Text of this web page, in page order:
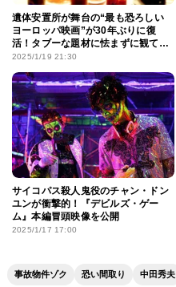
遺体安置所が舞台の“最も恐ろしい
ヨーロッパ映画”が30年ぶりに復
活！タブーな題材に怯まずに観てお
きたい理由
2025/1/19 21:30
サイコパス殺人鬼役のチャン・ドン
ユンが衝撃的！『デビルズ・ゲー
ム』本編冒頭映像を公開
2025/1/17 17:00
事故物件ゾク 恐い間取り 中田秀夫